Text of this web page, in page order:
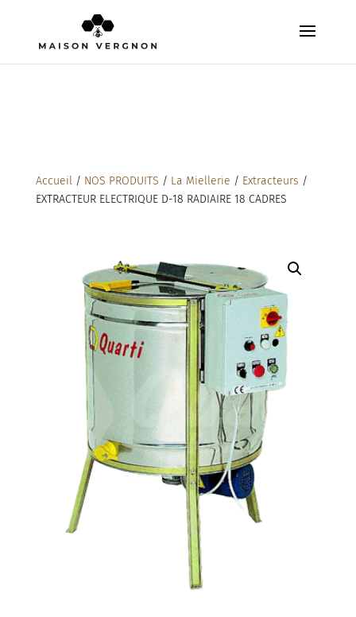
Accueil/ NOS PRODUITS / La Miellerie / Extracteurs /
EXTRACTEUR ELECTRIQUE D-18 RADIAIRE 18 CADRES